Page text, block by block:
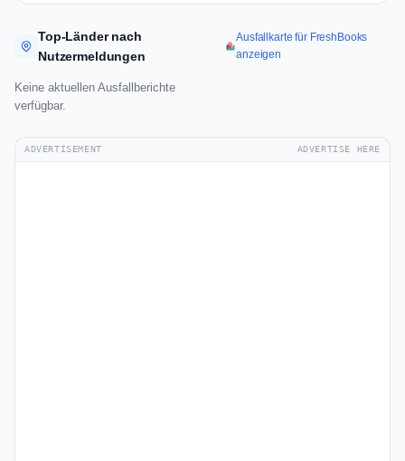
Top-Länder nach
Nutzermeldungen
Ausfallkarte für FreshBooks
anzeigen
Keine aktuellen Ausfallberichte
verfügbar.
ADVERTISEMENT ADVERTISE HERE